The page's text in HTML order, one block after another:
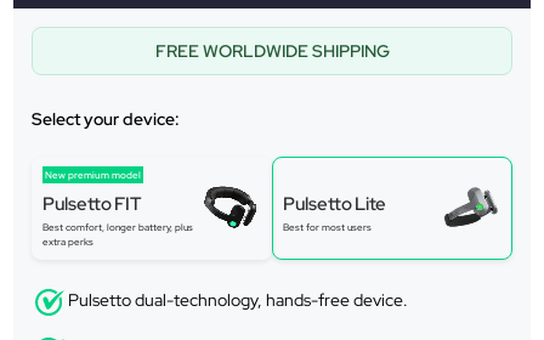
FREE WORLDWIDE SHIPPING
Select your device:
New premium model
Pulsetto FIT
Best comfort, longer battery, plus
extra perks
Pulsetto Lite
Best for most users
Pulsetto dual-technology, hands-free device.